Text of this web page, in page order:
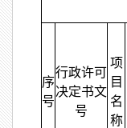
序
号
行政许可
决定书文
号
项
目
名
称